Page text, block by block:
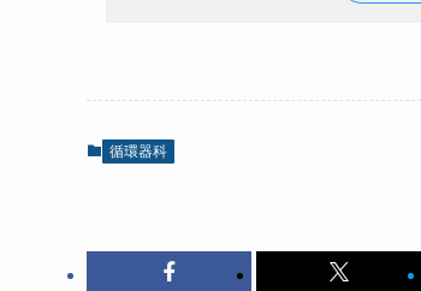
循環器科